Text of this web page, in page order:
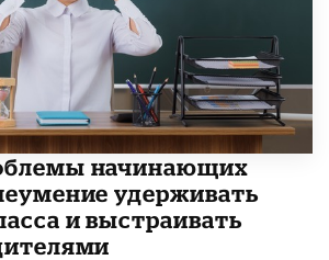
начинающих
удерживать
и выстраивать